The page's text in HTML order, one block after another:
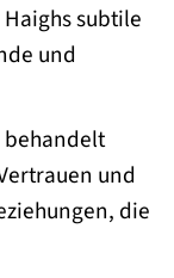
subtile
und
behandelt
und
die